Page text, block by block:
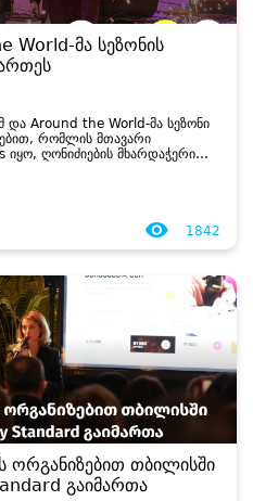
World-მა სეზონის
და Around the World-მა სეზონი
რომლის მთავარი
ღონიძიების მხარდაჭერი
1842
ორგანიზებით თბილისში
გაიმართა